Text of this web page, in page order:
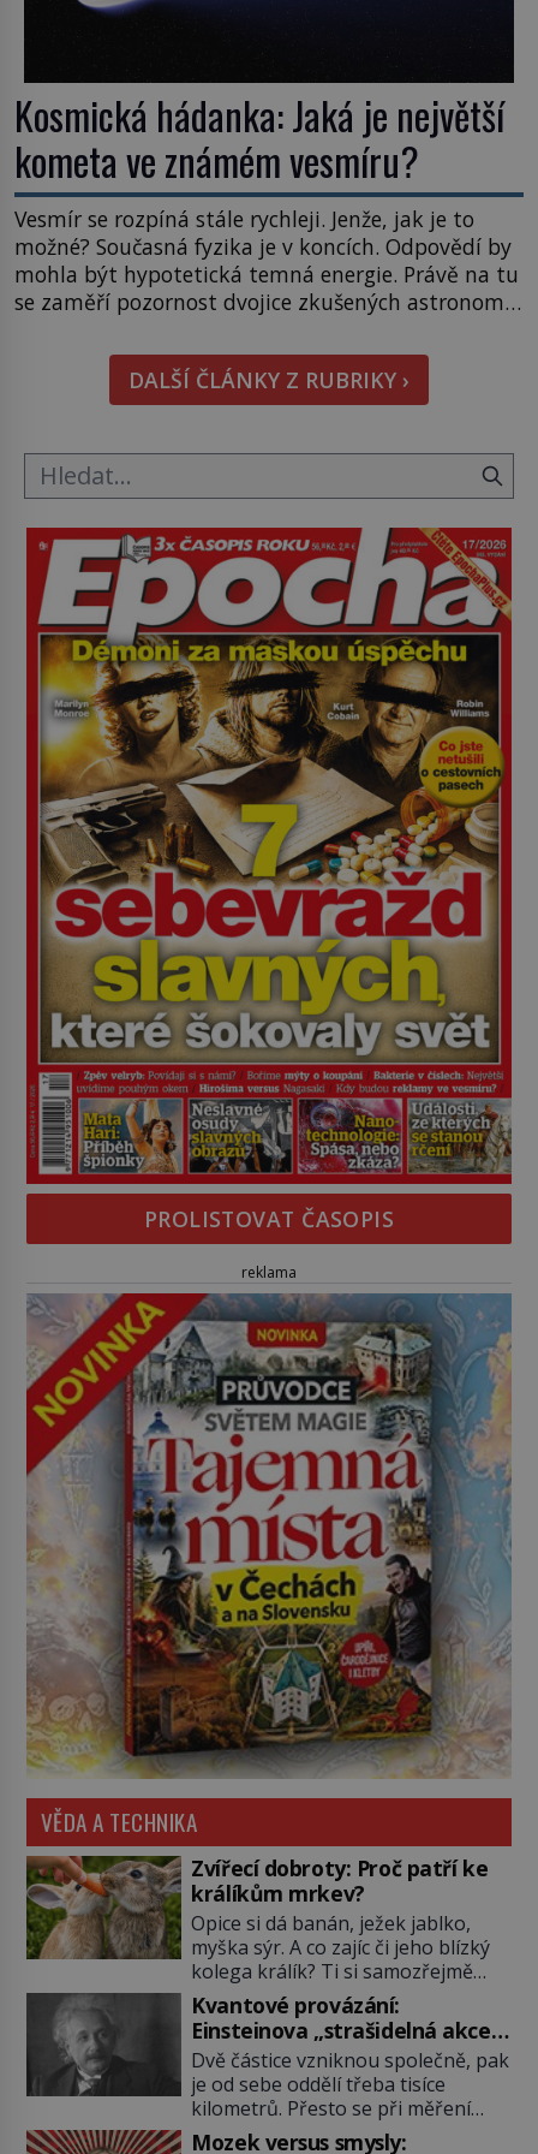
Kosmická hádanka: Jaká je největší
kometa ve známém vesmíru?
Vesmír se rozpíná stále rychleji. Jenže, jak je to
možné? Současná fyzika je v koncích. Odpovědí by
mohla být hypotetická temná energie. Právě na tu
se zaměří pozornost dvojice zkušených astronomů.
hmatatelnějšího. Naprosto rekordní kometu!
Astronomové Pedro Bernardinelli a Gary Bernstein
mravenčí prací zkoumají archivní snímky v rámci
DALŠÍ ČLÁNKY Z RUBRIKY ›
PROLISTOVAT ČASOPIS
reklama
VĚDA A TECHNIKA
Zvířecí dobroty: Proč patří ke
králíkům mrkev?
Opice si dá banán, ježek jablko,
myška sýr. A co zajíc či jeho blízký
kolega králík? Ti si samozřejmě
pochutnají na mrkvi! Proč jsou
podobné představy o potravě
zvířat často spíš mýty? Pokud máte
doma králíka, mrkev mu dát
můžete. A nejspíš mu i bude
chutnat, ovšem měl by ji mít jen
jako občasný pamlsek. […]
Kvantové provázání:
Einsteinova „strašidelná akce
na dálku“ dál mate i fascinuje
vědce
Dvě částice vzniknou společně, pak
je od sebe oddělí třeba tisíce
kilometrů. Přesto se při měření
chovají, jako by mezi nimi
Mozek versus smysly: